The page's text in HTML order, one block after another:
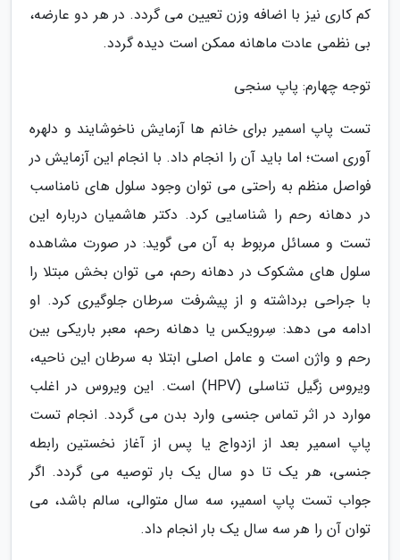
کم کاری نیز با اضافه وزن تعیین می گردد. در هر دو عارضه،
بی نظمی عادت ماهانه ممکن است دیده گردد.
توجه چهارم: پاپ سنجی
تست پاپ اسمیر برای خانم ها آزمایش ناخوشایند و دلهره
آوری است؛ اما باید آن را انجام داد. با انجام این آزمایش در
فواصل منظم به راحتی می توان وجود سلول های نامناسب
در دهانه رحم را شناسایی کرد. دکتر هاشمیان درباره این
تست و مسائل مربوط به آن می گوید: در صورت مشاهده
سلول های مشکوک در دهانه رحم، می توان بخش مبتلا را
با جراحی برداشته و از پیشرفت سرطان جلوگیری کرد. او
ادامه می دهد: سِرویکس یا دهانه رحم، معبر باریکی بین
رحم و واژن است و عامل اصلی ابتلا به سرطان این ناحیه،
ویروس زگیل تناسلی (HPV) است. این ویروس در اغلب
موارد در اثر تماس جنسی وارد بدن می گردد. انجام تست
پاپ اسمیر بعد از ازدواج یا پس از آغاز نخستین رابطه
جنسی، هر یک تا دو سال یک بار توصیه می گردد. اگر
جواب تست پاپ اسمیر، سه سال متوالی، سالم باشد، می
توان آن را هر سه سال یک بار انجام داد.